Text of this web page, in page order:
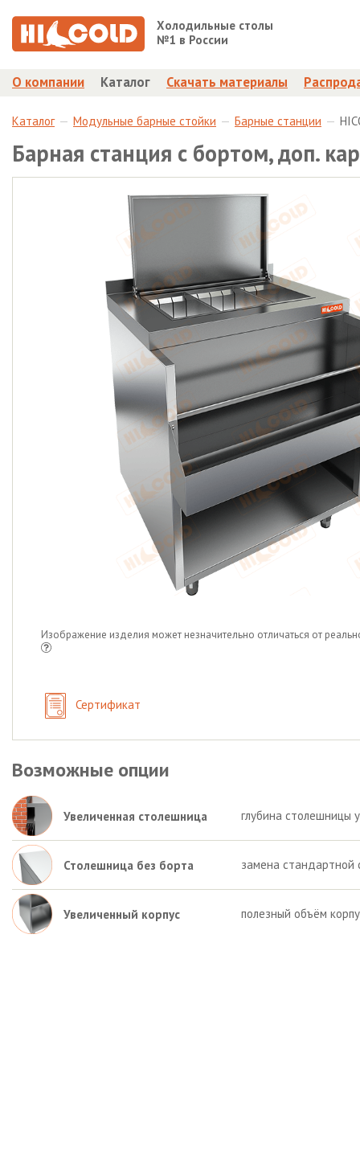
Холодильные столы
№1 в России
О компании Каталог Скачать материалы
Каталог Модульные барные стойки Барные станции
Барная станция с бортом, доп.
Изображение изделия может незначительно отличаться от
Сертификат
Возможные опции
Увеличенная столешница глубина столешницы
Столешница без борта замена стандартной
Увеличенный корпус полезный объём